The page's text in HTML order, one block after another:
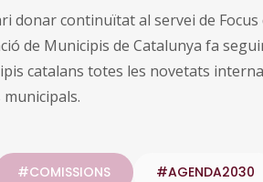
donar continuïtat al servei de Focus
de Municipis de Catalunya fa
catalans totes les novetats
#COMISSIONS #AGENDA2030